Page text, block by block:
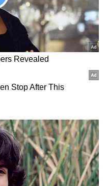
ಬದಲಿಸಿದ
News)
ನ್ಯೂಸ್‌ ಫಾಲೋ
Kannada News),
ಪ್ರಸಾರಗಳೊಂದಿಗೆ
ಮಾಹಿತಿ ಒಂದೇ